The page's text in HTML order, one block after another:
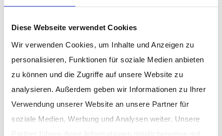
Diese Webseite verwendet Cookies
Wir verwenden Cookies, um Inhalte und Anzeigen zu
personalisieren, Funktionen für soziale Medien anbieten
zu können und die Zugriffe auf unsere Website zu
analysieren. Außerdem geben wir Informationen zu Ihrer
Verwendung unserer Website an unsere Partner für
soziale Medien, Werbung und Analysen weiter. Unsere
+49(5241)80-89403
E-Mail schreiben